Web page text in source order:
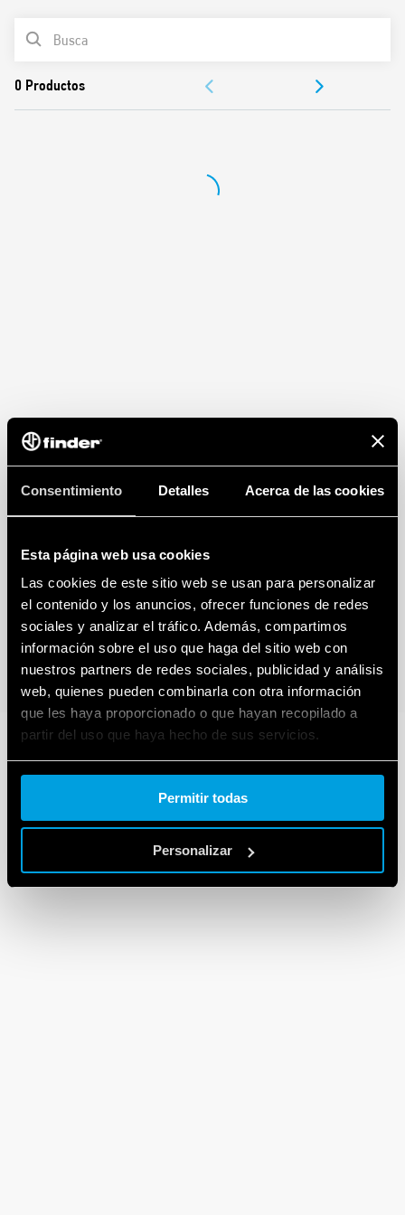
Consentimiento Detalles Acerca de las cookies
Esta página web usa cookies
Las cookies de este sitio web se usan para personalizar
el contenido y los anuncios, ofrecer funciones de redes
sociales y analizar el tráfico. Además, compartimos
información sobre el uso que haga del sitio web con
nuestros partners de redes sociales, publicidad y análisis
web, quienes pueden combinarla con otra información
que les haya proporcionado o que hayan recopilado a
partir del uso que haya hecho de sus servicios.
Cookie policy.
Permitir todas
Personalizar
Bobina DC
Listado UL (combinación relé / zócalo)
LISTA DE PRODUCTOS
APROBACIONES